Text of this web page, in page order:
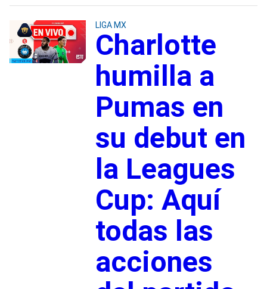
LIGA MX
Charlotte
humilla a
Pumas en
su debut en
la Leagues
Cup: Aquí
todas las
acciones